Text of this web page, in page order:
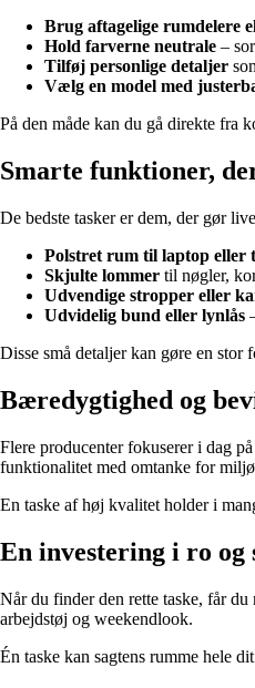
Brug aftagelige rumdelere
Hold farverne neutrale –
Tilføj personlige detaljer
Vælg en model med
På den måde kan du gå direkte fra
Smarte funktioner,
De bedste tasker er dem, der gør
Polstret rum til laptop eller
Skjulte lommer til nøgler,
Udvendige stropper eller
Udvidelig bund eller lynlås
Disse små detaljer kan gøre en stor
Bæredygtighed og
Flere producenter fokuserer i dag
funktionalitet med omtanke for
En taske af høj kvalitet holder i
En investering i ro og
Når du finder den rette taske, får
arbejdstøj og weekendlook.
Én taske kan sagtens rumme hele